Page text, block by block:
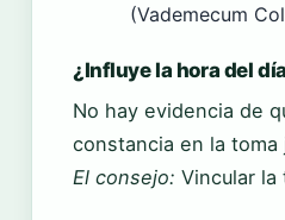
(Vademecum
¿Influye la hora del
No hay evidencia de
constancia en la
El consejo: Vincular